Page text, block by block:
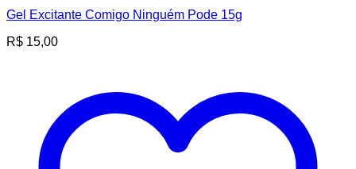
Gel Excitante Comigo Ninguém Pode 15g
R$ 15,00